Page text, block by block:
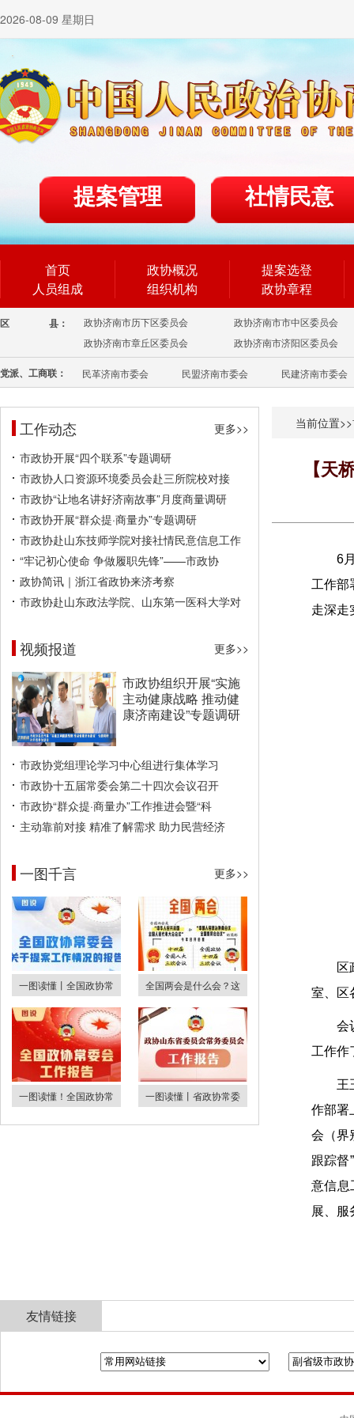
2026-08-09 星期日
提案管理 社情民意
首页
人员组成
政协概况
组织机构
提案选登
政协章程
区 县： 政协济南市历下区委员会
政协济南市市中区委员会
政协济南市章丘区委员会
政协济南市济阳区委员会
党派、工商联： 民革济南市委会 民盟济南市委会 民建济南市委会
工作动态
更多>>
市政协开展“四个联系”专题调研
市政协人口资源环境委员会赴三所院校对接
市政协“让地名讲好济南故事”月度商量调研
市政协开展“群众提·商量办”专题调研
市政协赴山东技师学院对接社情民意信息工作
“牢记初心使命 争做履职先锋”——市政协
政协简讯｜浙江省政协来济考察
市政协赴山东政法学院、山东第一医科大学对
视频报道 更多>>
市政协组织开展“实施
主动健康战略 推动健
康济南建设”专题调研
市政协党组理论学习中心组进行集体学习
市政协十五届常委会第二十四次会议召开
市政协“群众提·商量办”工作推进会暨“科
主动靠前对接 精准了解需求 助力民营经济
一图千言 更多>>
一图读懂丨全国政协常 全国两会是什么会？这
一图读懂！全国政协常 一图读懂丨省政协常委
当前位置>>
【天
6
工作部
走深走
区
室、区
会
工作作
王
作部署
会（界
跟踪督
意信息
展、服
友情链接